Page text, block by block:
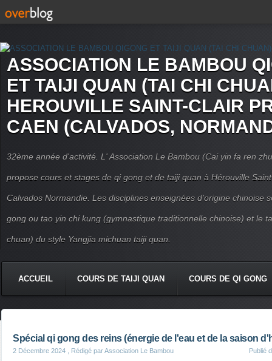
ASSOCIATION LE BAMBOU
ET TAIJI QUAN (TAI CHI
HEROUVILLE SAINT-CLAIR
CAEN (CALVADOS,
32ème année d'activité. L' Association Le Bambou (Cai yin fa ren
propose cours et stages de qi gong et de taiji quan à Hérouville
Calvados Normandie. Les disciplines enseignées d'origine chinoise
gong ou tao yin chi kung (gymnastique traditionnelle chinoise) et le
chuan) du style Yangjia michuan taiji quan.
ACCUEIL COURS DE TAIJI QUAN COURS DE QI GONG
Spécial qi gong des reins (énergie de l'eau et de la saison
2 Décembre 2024 , Rédigé par Association Le Bambou Publié